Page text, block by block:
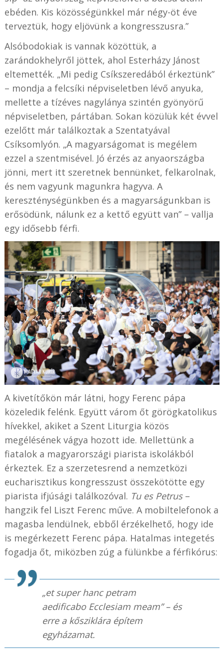
ebéden. Kis közösségünkkel már négy-öt éve
terveztük, hogy eljövünk a kongresszusra.”
Alsóbodokiak is vannak közöttük, a
zarándokhelyről jöttek, ahol Esterházy Jánost
eltemették. „Mi pedig Csíkszeredából érkeztünk”
– mondja a felcsíki népviseletben lévő anyuka,
mellette a tízéves nagylánya szintén gyönyörű
népviseletben, pártában. Sokan közülük két évvel
ezelőtt már találkoztak a Szentatyával
Csíksomlyón. „A magyarságomat is megélem
ezzel a szentmisével. Jó érzés az anyaországba
jönni, mert itt szeretnek bennünket, felkarolnak,
és nem vagyunk magunkra hagyva. A
kereszténységünkben és a magyarságunkban is
erősödünk, nálunk ez a kettő együtt van” – vallja
egy idősebb férfi.
A kivetítőkön már látni, hogy Ferenc pápa
közeledik felénk. Együtt várom őt görögkatolikus
hívekkel, akiket a Szent Liturgia közös
megélésének vágya hozott ide. Mellettünk a
fiatalok a magyarországi piarista iskolákból
érkeztek. Ez a szerzetesrend a nemzetközi
eucharisztikus kongresszust összekötötte egy
piarista ifjúsági találkozóval. Tu es Petrus–
hangzik fel Liszt Ferenc műve. A mobiltelefonok a
magasba lendülnek, ebből érzékelhető, hogy ide
is megérkezett Ferenc pápa. Hatalmas integetés
fogadja őt, miközben zúg a fülünkbe a férfikórus:
„et super hanc petram
aedificabo Ecclesiam meam” – és
erre a kősziklára építem
egyházamat.